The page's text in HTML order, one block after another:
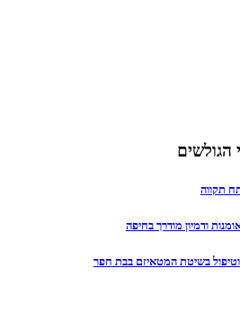
הגולשים
תקווה
ודמיון מודרך בחיפה
וטיפול בשיטת המטאיזם בבת חפר